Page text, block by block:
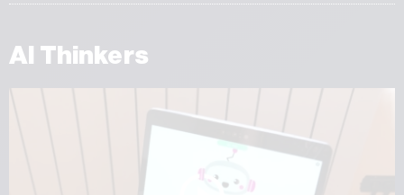
AI Thinkers